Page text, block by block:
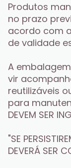
Produtos
no prazo
acordo com
de validade
A
vir
reutilizáveis
para
DEVEM SER
"SE
DEVERÁ SER